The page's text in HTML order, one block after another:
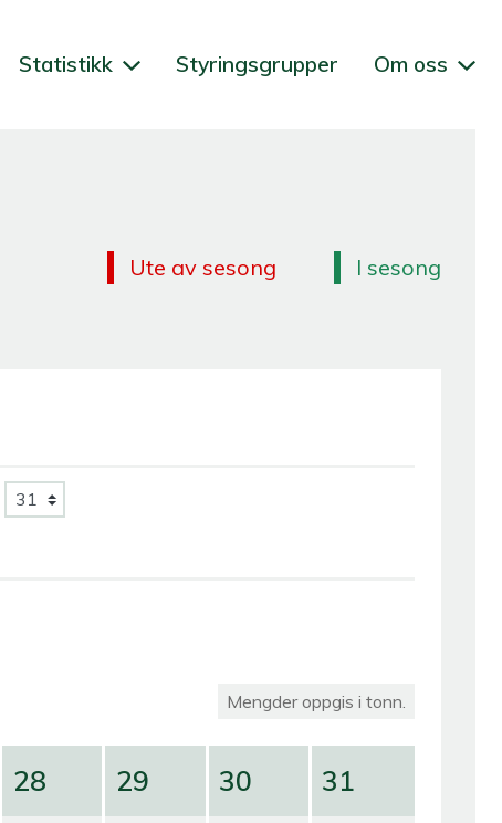
Statistikk Styringsgrupper Om oss
Ute av sesong I sesong
Mengder oppgis i tonn.
28 29 30 31